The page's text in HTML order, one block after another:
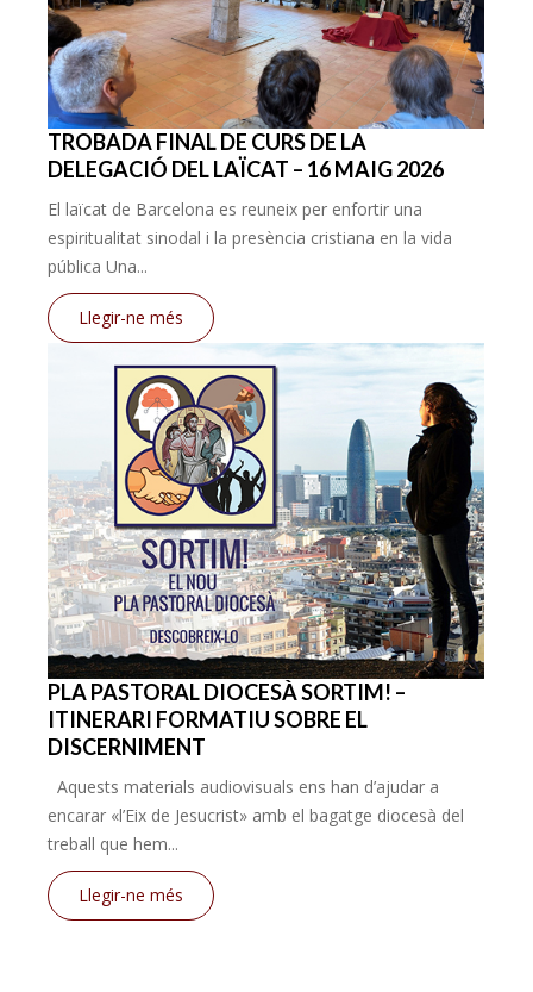
TROBADA FINAL DE CURS DE LA
DELEGACIÓ DEL LAÏCAT – 16 MAIG 2026
El laïcat de Barcelona es reuneix per enfortir una
espiritualitat sinodal i la presència cristiana en la vida
pública Una...
Llegir-ne més
PLA PASTORAL DIOCESÀ SORTIM! –
ITINERARI FORMATIU SOBRE EL
DISCERNIMENT
Aquests materials audiovisuals ens han d’ajudar a
encarar «l’Eix de Jesucrist» amb el bagatge diocesà del
treball que hem...
Llegir-ne més